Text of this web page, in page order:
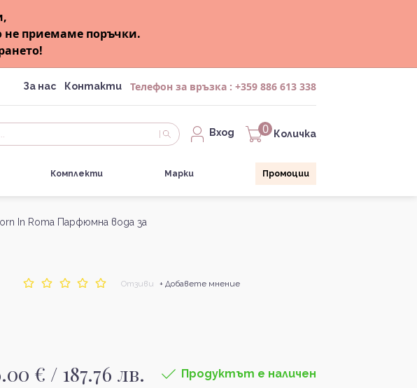
не приемаме поръчки.
За нас Контакти Телефон за връзка : +359 886 613 338
Вход 0 Количка
Комплекти Марки Промоции
In Roma Парфюмна вода за
Отзиви + Добавете мнение
€ / 187.76 лв. Продуктът е наличен